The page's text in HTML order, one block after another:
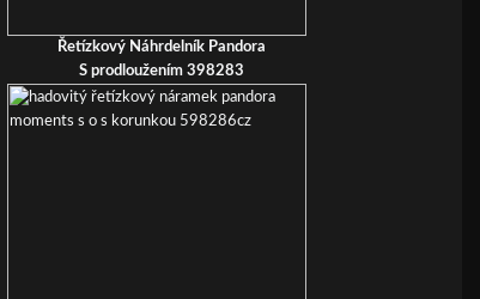
Řetízkový Náhrdelník Pandora
S prodloužením 398283